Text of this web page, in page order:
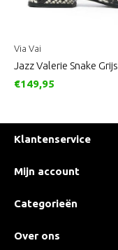
Via Vai
Jazz Valerie Snake Grijs
€149,95
Klantenservice
Mijn account
Categorieën
Over ons